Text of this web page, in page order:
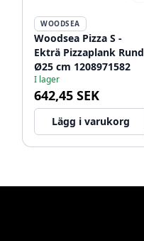
WOODSEA
Woodsea Pizza S -
Ekträ Pizzaplank Rund
Ø25 cm 1208971582
I lager
642,45 SEK
Lägg i varukorg